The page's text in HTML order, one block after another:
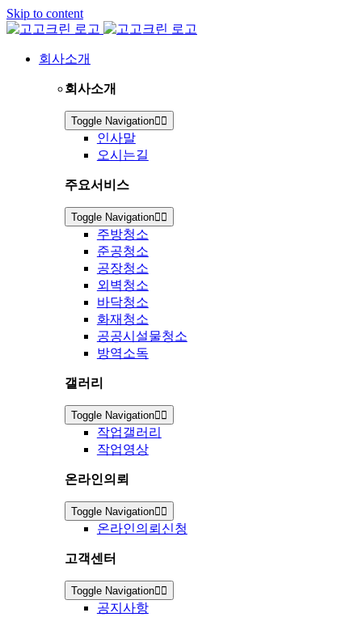
Skip to content
회사소개
회사소개
Toggle Navigation
인사말
오시는길
주요서비스
Toggle Navigation
주방청소
준공청소
공장청소
외벽청소
바닥청소
화재청소
공공시설물청소
방역소독
갤러리
Toggle Navigation
작업갤러리
작업영상
온라인의뢰
Toggle Navigation
온라인의뢰신청
고객센터
Toggle Navigation
공지사항